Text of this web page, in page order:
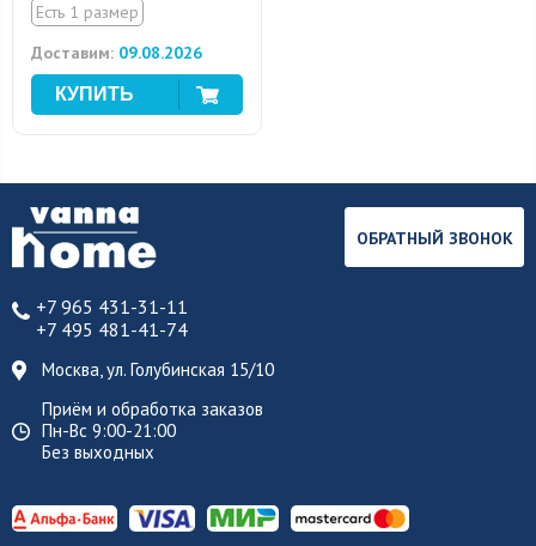
Есть 1 размер
Доставим: 09.08.2026
+7 965 431-31-11
+7 495 481-41-74
Москва, ул. Голубинская 15/10
Приём и обработка заказов
Пн-Вс 9:00-21:00
Без выходных
ОБРАТНЫЙ ЗВОНОК